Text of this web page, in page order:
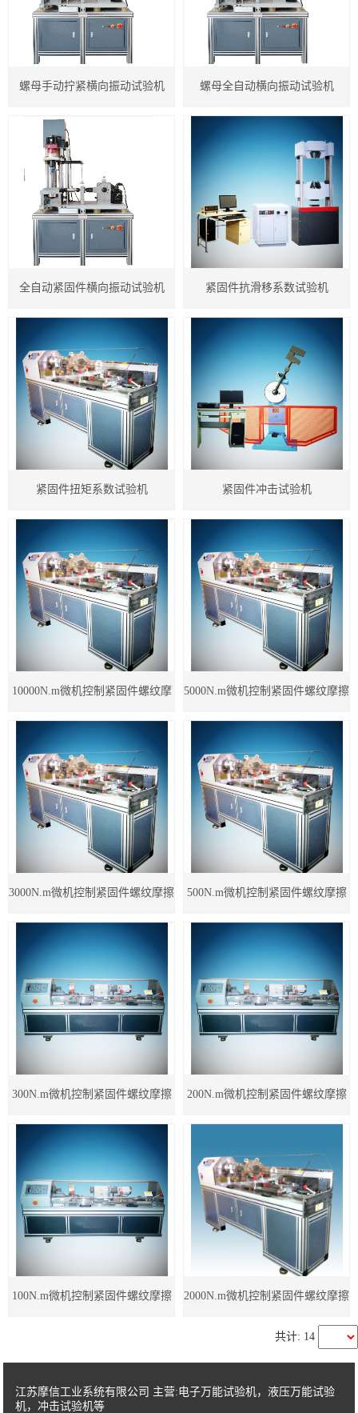
紧固件检测仪器
电子扭转试验机
高低温控制试验机
卧式拉力试验机
塑料类检测仪器
橡胶类检测仪器
IC卡类检测仪器
计量箱检测仪器
微机控制液压压力试验机
生物材料试验机
复合传感器式螺纹摩擦系数试验机
原位拉伸试验机
螺母手动拧紧横向振动试验机 螺母全自动横向振动试验机
全自动紧固件横向振动试验机 紧固件抗滑移系数试验机
紧固件扭矩系数试验机 紧固件冲击试验机
10000N.m微机控制紧固件螺纹摩 5000N.m微机控制紧固件螺纹摩擦
3000N.m微机控制紧固件螺纹摩擦 500N.m微机控制紧固件螺纹摩擦
300N.m微机控制紧固件螺纹摩擦 200N.m微机控制紧固件螺纹摩擦
100N.m微机控制紧固件螺纹摩擦 2000N.m微机控制紧固件螺纹摩擦
系数测试仪共计: 14
江苏摩信工业系统有限公司 主营:电子万能试验机，液压万能试验
机，冲击试验机等